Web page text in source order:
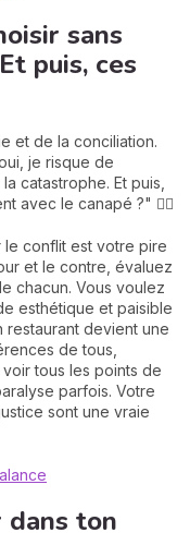
sans
puis, ces
et de la conciliation.
je risque de
catastrophe. Et puis,
avec le canapé ?" 🤷‍♀️
conflit est votre pire
et le contre, évaluez
chacun. Vous voulez
esthétique et paisible
restaurant devient une
de tous,
tous les points de
parfois. Votre
sont une vraie
dans ton